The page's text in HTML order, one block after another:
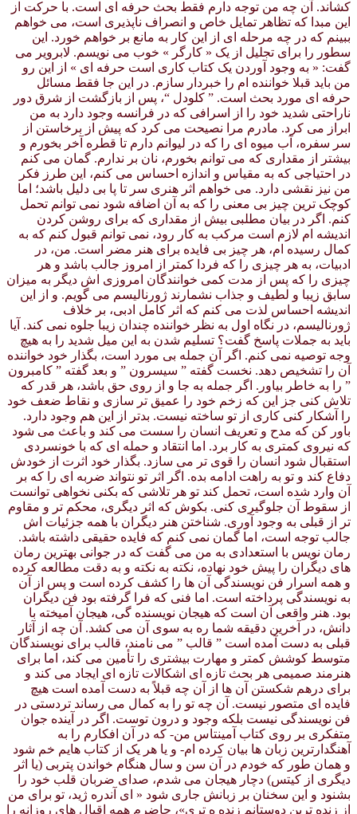
کشاند. آن چه من توجه دارم فقط بحث حرفه ای است. با حرکت از
این مبدا که تظاهر تمایل خاص و انصراف ناپذیری است، می خواهم
ببینم که در چه مرحله ای از این کار به مانع بر خواهم خورد. این
سطور را برای تجلیل از یک « کارگر » خوب می نویسم. لابرویر می
گفت: « به وجود آوردن یک کتاب کاری است حرفه ای » از این رو
من باید قبلا خواننده ام را خبردار سازم. در این جا فقط مسائل
حرفه ای مورد بحث است. ” کلودل “، پس از بازگشت از شرق دور
ناراحتی شدید خود را از اسرافی که در فرانسه وجود دارد به من
ابراز می کرد. مادرم مرا نصیحت می کرد که پیش از برخاستن از
سر سفره، آب میوه ای را که در لیوانم دارم تا قطره آخر بخورم و
بیشتر از مقداری که می توانم بخورم، نان بر ندارم. گمان می کنم
در احتیاجی که به مقیاس و اندازه احساس می کنم، این طرز فکر
من نیز نقشی دارد. می خواهم اثر هنری سر تا پا بی دلیل باشد؛ اما
کوچک ترین چیز بی معنی را که به آن اضافه شود نمی توانم تحمل
کنم. اگر در بیان مطلبی بیش از مقداری که برای روشن کردن
اندیشه ام لازم است مرکب به کار رود، نمی توانم قبول کنم که به
کمال رسیده ام، هر چیز بی فایده برای هنر مضر است. من، در
ادبیات، به هر چیزی را که فردا کمتر از امروز جالب باشد و هر
چیزی را که پس از مدت کمی خوانندگان امروزی اش دیگر به میزان
سابق زیبا و لطیف و جذاب نشمارند ژورنالیسم می گویم. و از این
اندیشه احساس لذت می کنم که اثر کامل ادبی، بر خلاف
ژورنالیسم، در نگاه اول به نظر خواننده چندان زیبا جلوه نمی کند. آیا
باید به جملات پاسخ گفت؟ تسلیم شدن به این میل شدید را به هیچ
وجه توصیه نمی کنم. اگر آن جمله بی مورد است، بگذار خود خواننده
آن را تشخیص دهد. نخست گفته ” سیسرون ” و بعد گفته ” کامبرون
” را به خاطر بیاور. اگر جمله به جا و از روی حق باشد، هر قدر که
تلاش کنی جز این که زخم خود را عمیق تر سازی و نقاط ضعف خود
را آشکار کنی کاری از تو ساخته نیست. بدتر از این هم وجود دارد.
باور کن که مدح و تعریف انسان را سست می کند و باعث می شود
که نیروی کمتری به کار برد. اما انتقاد و حمله ای که با خونسردی
استقبال شود انسان را قوی تر می سازد. بگذار خود اثرت از خودش
دفاع کند و تو به راهت ادامه بده. اگر اثر تو نتواند ضربه ای را که بر
آن وارد شده است، تحمل کند تو هر تلاشی که بکنی نخواهی توانست
از سقوط آن جلوگیری کنی. بکوش که اثر دیگری، محکم تر و مقاوم
تر از قبلی به وجود آوری. شناختن هنر دیگران با همه جزئیات اش
جالب توجه است، اما گمان نمی کنم که فایده حقیقی داشته باشد.
رمان نویس با استعدادی به من می گفت که در جوانی بهترین رمان
های دیگران را پیش خود نهاده، نکته به نکته و به دقت مطالعه کرده
و همه اسرار فن نویسندگی آن ها را کشف کرده است و پس از آن
به نویسندگی پرداخته است. اما فنی که فرا گرفته بود فن دیگران
بود. هنر واقعی آن است که هیجان نویسنده گی، هیجان آمیخته با
دانش، در آخرین دقیقه شما ره به سوی آن می کشد. آن چه از آثار
قبلی به دست آمده است ” قالب ” می نامند، قالب برای نویسندگان
متوسط کوشش کمتر و مهارت بیشتری را تأمین می کند، اما برای
هنرمند صمیمی هر بحث تازه ای اشکالات تازه ای ایجاد می کند و
برای درهم شکستن آن ها از آن چه قبلاً به دست آمده است هیچ
فایده ای متصور نیست. آن چه تو را به کمال می رساند تردستی در
فن نویسندگی نیست بلکه وجود و درون توست. اگر در آینده جوان
متفکری بر روی کتاب آمینتاس من- که در آن افکارم را به
آهنگدارترین زبان ها بیان کرده ام- و یا هر یک از کتاب هایم خم شود
و همان طور که خودم در آن سن و سال هنگام خواندن پتربی (یا اثر
دیگری از کیتس) دچار هیجان می شدم، صدای ضربان قلب خود را
بشنود و این سخنان بر زبانش جاری شود « ای آندره ژید، تو برای من
از زنده ترین دوستانم زنده ه تری»، حاضرم همه اقبال های روزانه را